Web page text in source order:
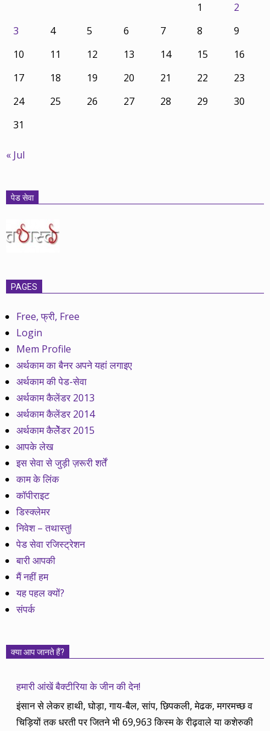
1
2
3
4 5 6 7 8
9
10
11 12 13 14 15
16
17
18 19 20 21 22
23
24
25 26 27 28 29
30
31
« Jul
पेड सेवा
PAGES
Free, फ्री, Free
Login
Mem Profile
अर्थकाम का बैनर अपने यहां लगाइए
अर्थकाम की पेड-सेवा
अर्थकाम कैलेंडर 2013
अर्थकाम कैलेंडर 2014
अर्थकाम कैलेेंडर 2015
आपके लेख
इस सेवा से जुड़ी ज़रूरी शर्तें
काम के लिंक
कॉपीराइट
डिस्क्लेमर
निवेश – तथास्तु!
पेड सेवा रजिस्ट्रेशन
बारी आपकी
मैं नहीं हम
यह पहल क्यों?
संपर्क
क्या आप जानते हैं?
हमारी आंखें बैक्टीरिया के जीन की देन!
इंसान से लेकर हाथी, घोड़ा, गाय-बैल, सांप, छिपकली, मेढक, मगरमच्छ व
चिड़ियों तक धरती पर जितने भी 69,963 किस्म के रीढ़वाले या कशेरुकी